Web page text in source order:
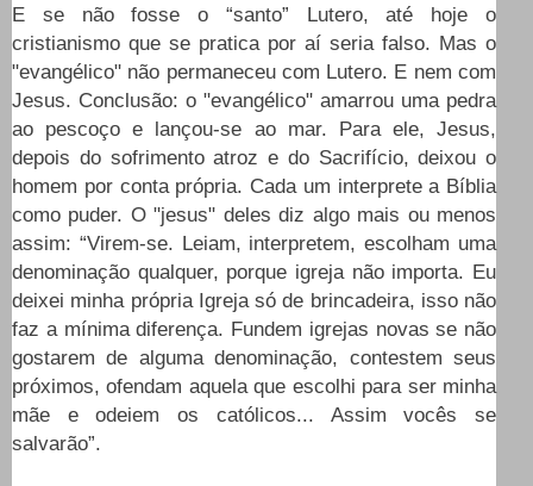
E se não fosse o “santo” Lutero, até hoje o
cristianismo que se pratica por aí seria falso. Mas o
"evangélico" não permaneceu com Lutero. E nem com
Jesus. Conclusão: o "evangélico" amarrou uma pedra
ao pescoço e lançou-se ao mar. Para ele, Jesus,
depois do sofrimento atroz e do Sacrifício, deixou o
homem por conta própria. Cada um interprete a Bíblia
como puder. O "jesus" deles diz algo mais ou menos
assim: “Virem-se. Leiam, interpretem, escolham uma
denominação qualquer, porque igreja não importa. Eu
deixei minha própria Igreja só de brincadeira, isso não
faz a mínima diferença. Fundem igrejas novas se não
gostarem de alguma denominação, contestem seus
próximos, ofendam aquela que escolhi para ser minha
mãe e odeiem os católicos... Assim vocês se
salvarão”.